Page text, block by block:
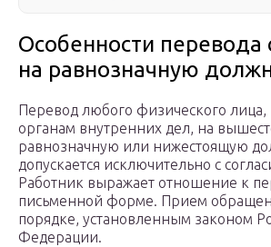
Особенности перевода
на равнозначную
Перевод любого физического
органам внутренних дел, на
равнозначную или нижестоящую
допускается исключительно с
Работник выражает отношение к
письменной форме. Прием
порядке, установленным законом
Федерации.